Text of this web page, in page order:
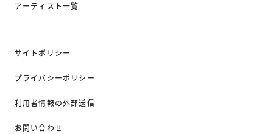
アーティスト一覧
サイトポリシー
プライバシーポリシー
利用者情報の外部送信
お問い合わせ